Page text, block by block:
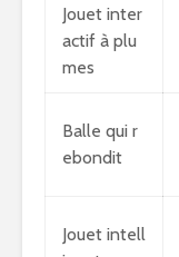
Jouet inter
actif à plu
mes
Balle qui r
ebondit
Jouet intell